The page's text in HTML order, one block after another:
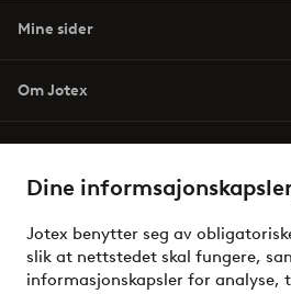
Dine
Jotex benytter seg av
slik at nettstedet skal fungere,
informasjonskapsler for analyse,
Mine sider
Om Jotex
Venner